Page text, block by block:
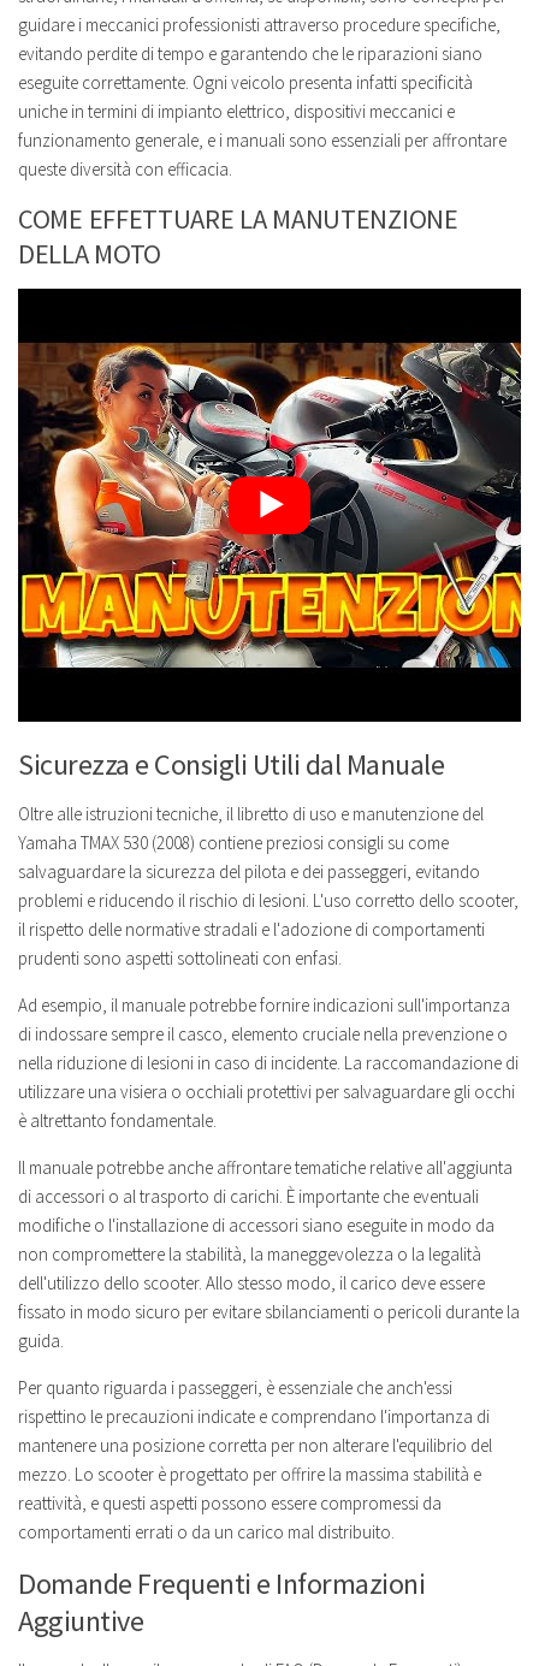
guidare i meccanici professionisti attraverso procedure specifiche,
evitando perdite di tempo e garantendo che le riparazioni siano
eseguite correttamente. Ogni veicolo presenta infatti specificità
uniche in termini di impianto elettrico, dispositivi meccanici e
funzionamento generale, e i manuali sono essenziali per affrontare
queste diversità con efficacia.
COME EFFETTUARE LA MANUTENZIONE
DELLA MOTO
Sicurezza e Consigli Utili dal Manuale
Oltre alle istruzioni tecniche, il libretto di uso e manutenzione del
Yamaha TMAX 530 (2008) contiene preziosi consigli su come
salvaguardare la sicurezza del pilota e dei passeggeri, evitando
problemi e riducendo il rischio di lesioni. L'uso corretto dello scooter,
il rispetto delle normative stradali e l'adozione di comportamenti
prudenti sono aspetti sottolineati con enfasi.
Ad esempio, il manuale potrebbe fornire indicazioni sull'importanza
di indossare sempre il casco, elemento cruciale nella prevenzione o
nella riduzione di lesioni in caso di incidente. La raccomandazione di
utilizzare una visiera o occhiali protettivi per salvaguardare gli occhi
è altrettanto fondamentale.
Il manuale potrebbe anche affrontare tematiche relative all'aggiunta
di accessori o al trasporto di carichi. È importante che eventuali
modifiche o l'installazione di accessori siano eseguite in modo da
non compromettere la stabilità, la maneggevolezza o la legalità
dell'utilizzo dello scooter. Allo stesso modo, il carico deve essere
fissato in modo sicuro per evitare sbilanciamenti o pericoli durante la
guida.
Per quanto riguarda i passeggeri, è essenziale che anch'essi
rispettino le precauzioni indicate e comprendano l'importanza di
mantenere una posizione corretta per non alterare l'equilibrio del
mezzo. Lo scooter è progettato per offrire la massima stabilità e
reattività, e questi aspetti possono essere compromessi da
comportamenti errati o da un carico mal distribuito.
Domande Frequenti e Informazioni
Aggiuntive